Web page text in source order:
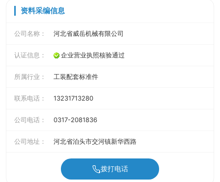
资料采编信息
公司名称： 河北省威岳机械有限公司
认证信息： 企业营业执照核验通过
所属行业： 工装配套标准件
联系电话： 13231713280
公司电话： 0317-2081836
公司地址： 河北省泊头市交河镇新华西路
拨打电话